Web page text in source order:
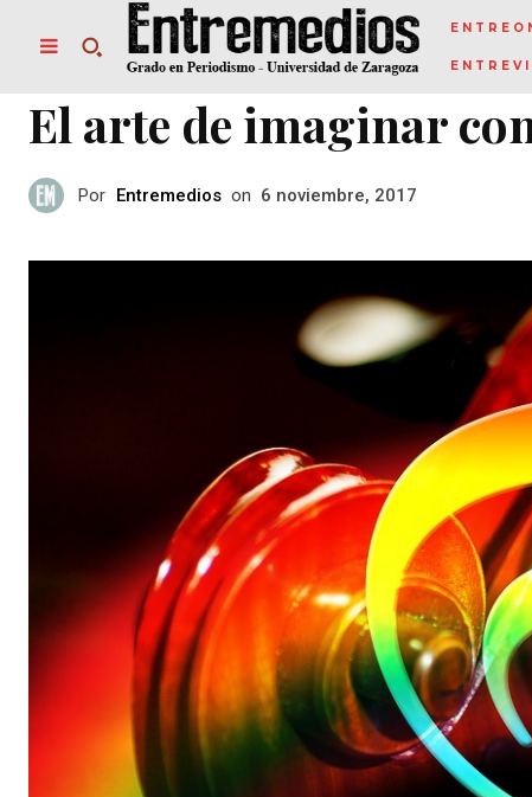
El arte de imaginar
Por Entremedios on 6 noviembre, 2017